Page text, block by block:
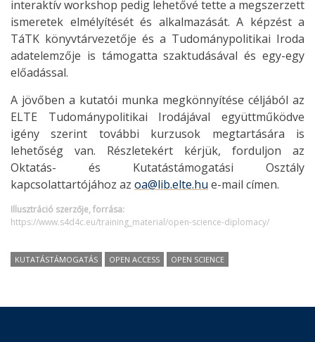
interaktív workshop pedig lehetővé tette a megszerzett
ismeretek elmélyítését és alkalmazását. A képzést a
TáTK könyvtárvezetője és a Tudománypolitikai Iroda
adatelemzője is támogatta szaktudásával és egy-egy
előadással.
A jövőben a kutatói munka megkönnyítése céljából az
ELTE Tudománypolitikai Irodájával együttműködve
igény szerint további kurzusok megtartására is
lehetőség van. Részletekért kérjük, forduljon az
Oktatás- és Kutatástámogatási Osztály
kapcsolattartójához az oa@lib.elte.hu e-mail címen.
Illusztráció szerzője, forrása:
https://www.s4d4c.eu/training_material/open-science-diplomacy/
KUTATÁSTÁMOGATÁS OPEN ACCESS OPEN SCIENCE